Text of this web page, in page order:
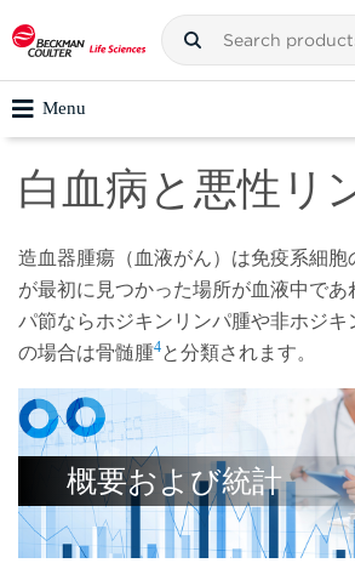
Menu
白血病と悪性リ
造血器腫瘍（血液がん）は免疫系細胞
が最初に見つかった場所が血液中であ
パ節ならホジキンリンパ腫や非ホジキ
の場合は骨髄腫4と分類されます。
概要および統計